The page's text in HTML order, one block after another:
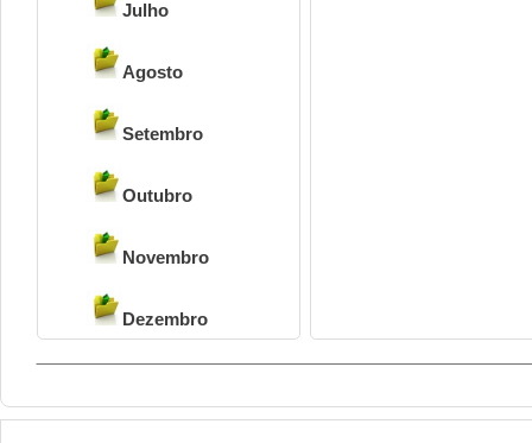
Julho
Agosto
Setembro
Outubro
Novembro
Dezembro